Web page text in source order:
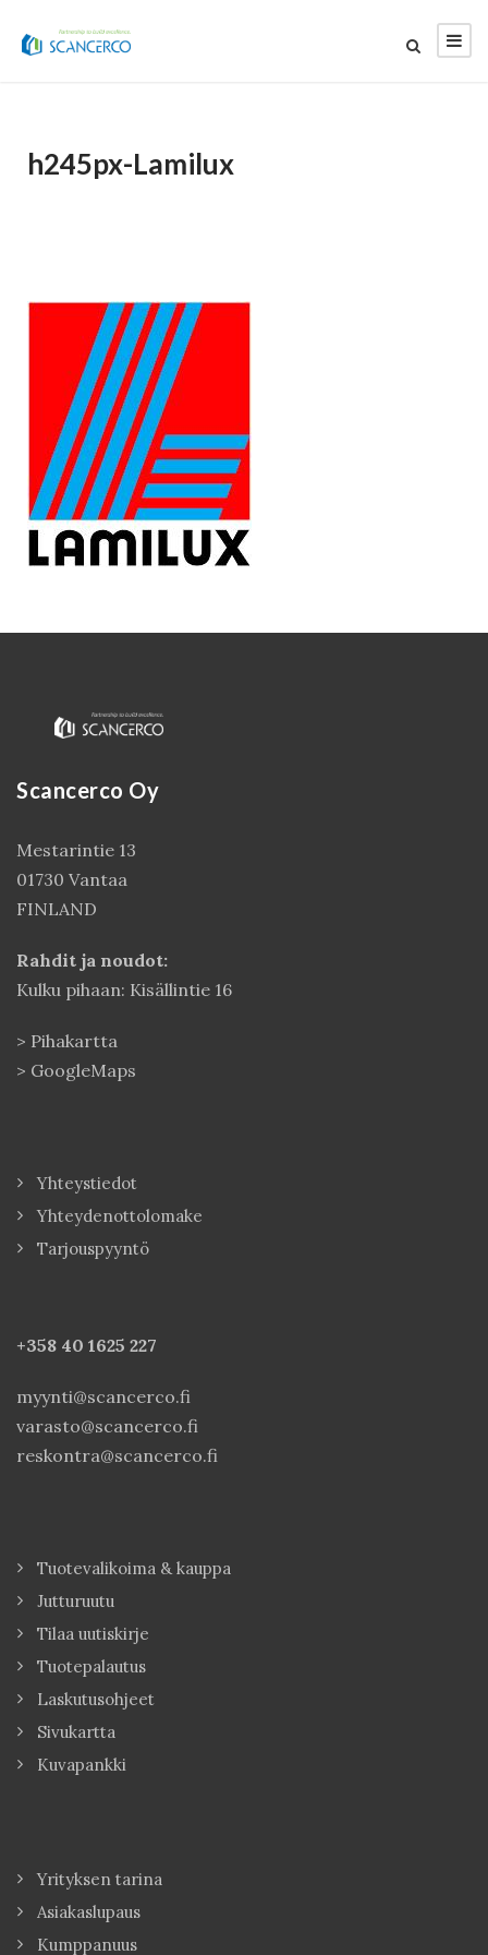
h245px-Lamilux
Scancerco Oy
Mestarintie 13
01730 Vantaa
FINLAND
Rahdit ja noudot:
Kulku pihaan: Kisällintie 16
> Pihakartta
> GoogleMaps
Yhteystiedot
Yhteydenottolomake
Tarjouspyyntö
+358 40 1625 227
myynti@scancerco.fi
varasto@scancerco.fi
reskontra@scancerco.fi
Tuotevalikoima & kauppa
Jutturuutu
Tilaa uutiskirje
Tuotepalautus
Laskutusohjeet
Sivukartta
Kuvapankki
Yrityksen tarina
Asiakaslupaus
Kumppanuus